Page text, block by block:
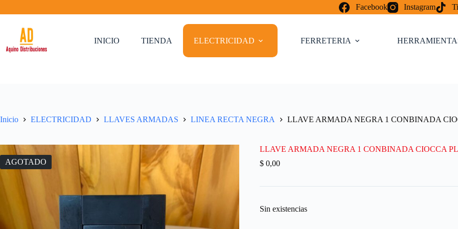
al
Facebook Instagram
INICIO TIENDA ELECTRICIDAD FERRETERIA
Inicio ELECTRICIDAD LLAVES ARMADAS LINEA RECTA NEGRA LLAVE ARMADA NEGRA 1 CONBINADA
AGOTADO
LLAVE ARMADA NEGRA 1 CONBINADA CIOCCA
$0,00
Sin existencias